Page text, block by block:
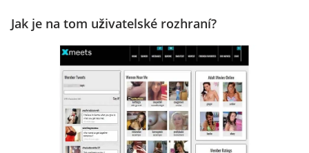
Jak je na tom uživatelské rozhraní?